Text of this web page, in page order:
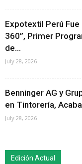
Expotextil Perú
360”, Primer
de...
July 28, 2026
Benninger AG y
en Tintorería,
July 28, 2026
Edición Actual